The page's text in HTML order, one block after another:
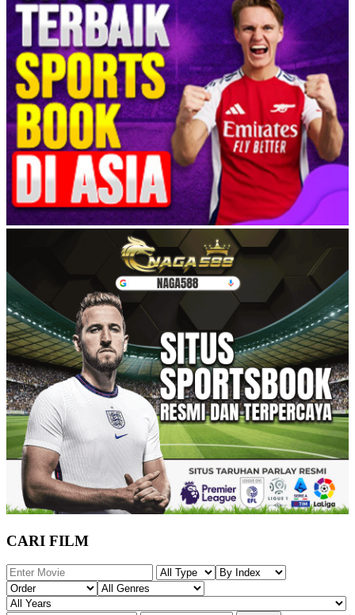
CARI FILM